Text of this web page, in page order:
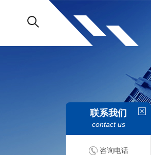
联系我们
contact us
咨询电话